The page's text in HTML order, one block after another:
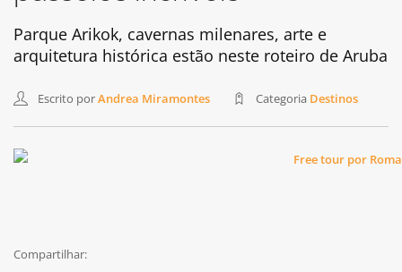
Parque Arikok, cavernas milenares, arte e
arquitetura histórica estão neste roteiro de Aruba
Escrito porAndrea Miramontes Categoria Destinos
Compartilhar: